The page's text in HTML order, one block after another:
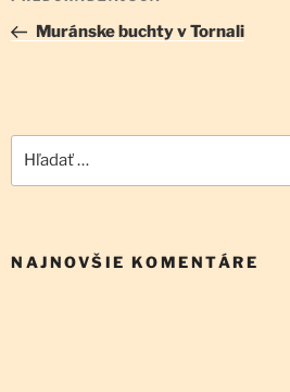
článku
článokMuránske buchty v Tornali
NAJNOVŠIE KOMENTÁRE